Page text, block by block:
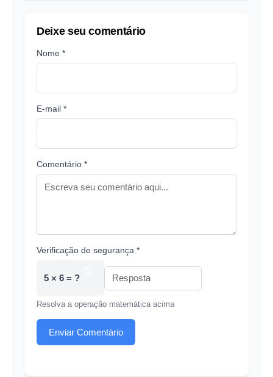
Deixe seu comentário
Nome *
E-mail *
Comentário *
Verificação de segurança *
5 × 6 = ?
Resolva a operação matemática acima
Enviar Comentário